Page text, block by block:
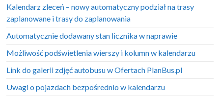
Kalendarz zleceń – nowy automatyczny podział na trasy
zaplanowane i trasy do zaplanowania
Automatycznie dodawany stan licznika w naprawie
Możliwość podświetlenia wierszy i kolumn w kalendarzu
Link do galerii zdjęć autobusu w Ofertach PlanBus.pl
Uwagi o pojazdach bezpośrednio w kalendarzu